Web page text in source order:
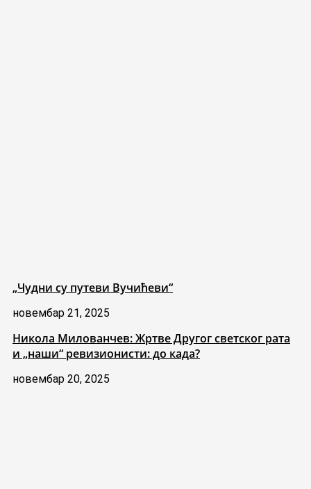
„Чудни су путеви Вучићеви“
новембар 21, 2025
Никола Милованчев: Жртве Другог светског рата
и „наши“ ревизионисти: до када?
новембар 20, 2025